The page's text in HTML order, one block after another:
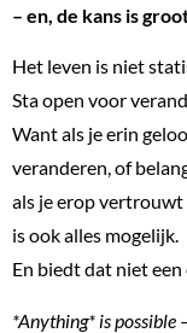
– en, de kans is
Het leven is niet
Sta open voor
Want als je erin
veranderen, of
als je erop vertrouwt
is ook alles mogelijk.
En biedt dat niet
*Anything* is possible